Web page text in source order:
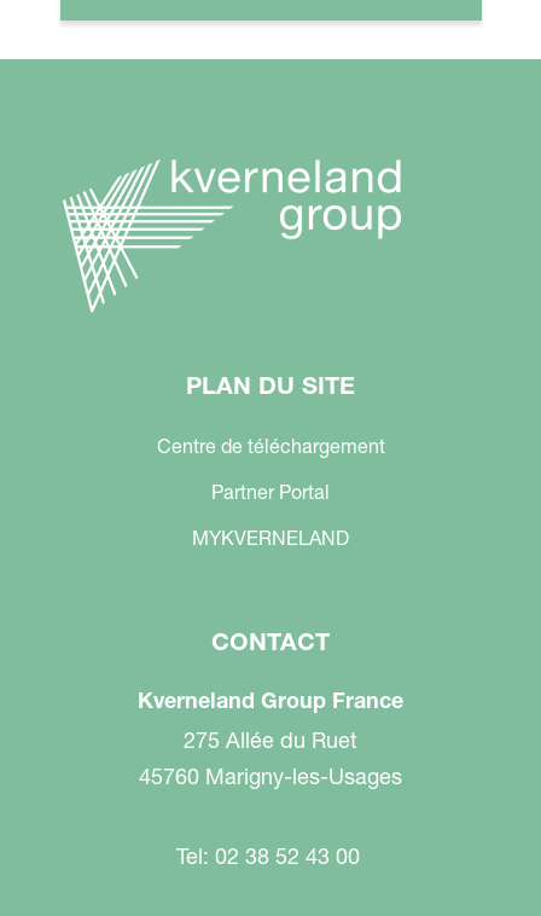
PLAN DU SITE
Centre de téléchargement
Partner Portal
MYKVERNELAND
CONTACT
Kverneland Group France
275 Allée du Ruet
45760 Marigny-les-Usages
Tel: 02 38 52 43 00